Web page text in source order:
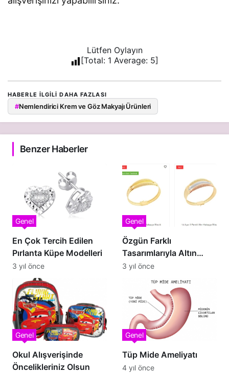
Lütfen Oylayın
[Total: 1 Average: 5]
HABERLE ILGILI DAHA FAZLASI
#Nemlendirici Krem ve Göz Makyajı Ürünleri
Benzer Haberler
En Çok Tercih Edilen
Pırlanta Küpe Modelleri
Genel
3 yıl önce
Özgün Farklı
Tasarımlarıyla Altın
Kaburga Bilezik
Genel
3 yıl önce
Okul Alışverişinde
Öncelikleriniz Olsun
Genel
Tüp Mide Ameliyatı
Genel
4 yıl önce